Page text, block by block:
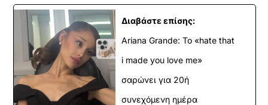
Διαβάστε επίσης:
Ariana Grande: Το «hate that
i made you love me»
σαρώνει για 20ή
συνεχόμενη ημέρα